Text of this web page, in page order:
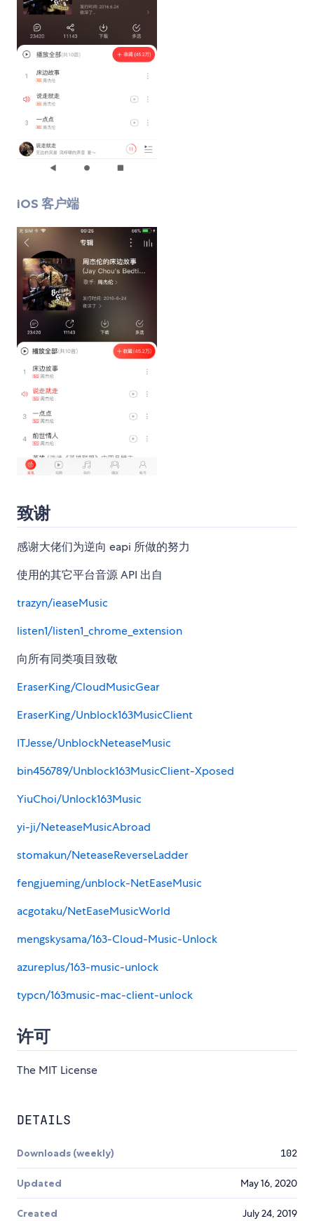
iOS 客户端
致谢
感谢大佬们为逆向 eapi 所做的努力
使用的其它平台音源 API 出自
trazyn/ieaseMusic
listen1/listen1_chrome_extension
向所有同类项目致敬
EraserKing/CloudMusicGear
EraserKing/Unblock163MusicClient
ITJesse/UnblockNeteaseMusic
bin456789/Unblock163MusicClient-Xposed
YiuChoi/Unlock163Music
yi-ji/NeteaseMusicAbroad
stomakun/NeteaseReverseLadder
fengjueming/unblock-NetEaseMusic
acgotaku/NetEaseMusicWorld
mengskysama/163-Cloud-Music-Unlock
azureplus/163-music-unlock
typcn/163music-mac-client-unlock
许可
The MIT License
DETAILS
Downloads (weekly) 102
Updated May 16, 2020
Created July 24, 2019